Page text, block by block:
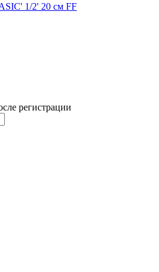
1/2' 20 см FF
регистрации